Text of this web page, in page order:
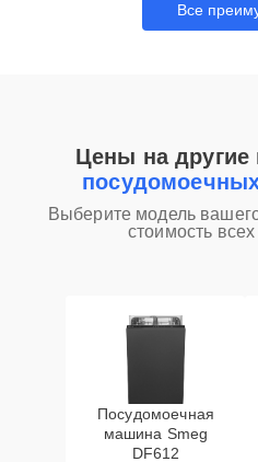
Все
Цены на
Выберите модель
стоимость
Посудомоечная
машина Smeg
DF612